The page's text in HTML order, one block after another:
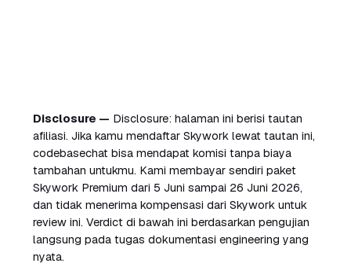
Disclosure — Disclosure: halaman ini berisi tautan
afiliasi. Jika kamu mendaftar Skywork lewat tautan ini,
codebasechat bisa mendapat komisi tanpa biaya
tambahan untukmu. Kami membayar sendiri paket
Skywork Premium dari 5 Juni sampai 26 Juni 2026,
dan tidak menerima kompensasi dari Skywork untuk
review ini. Verdict di bawah ini berdasarkan pengujian
langsung pada tugas dokumentasi engineering yang
nyata.